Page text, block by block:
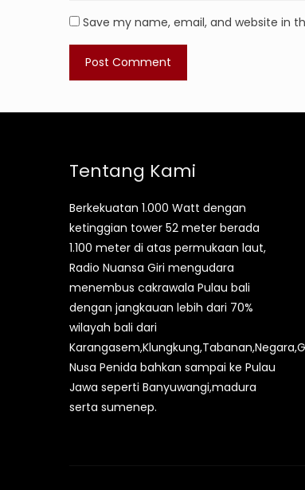
Save my name, email, and website in
Tentang Kami
Berkekuatan 1.000 Watt dengan
ketinggian tower 52 meter berada
1.100 meter di atas permukaan laut,
Radio Nuansa Giri mengudara
menembus cakrawala Pulau bali
dengan jangkauan lebih dari 70%
wilayah bali dari
Nusa Penida bahkan sampai ke Pulau
Jawa seperti Banyuwangi,madura
serta sumenep.